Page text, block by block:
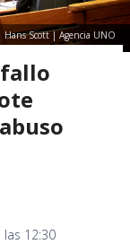
Hans Scott | Agencia UNO
12:30